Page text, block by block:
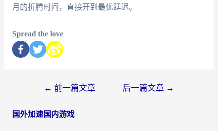
月的折腾时间，直接开到最优延迟。
Spread the love
← 前一篇文章 后一篇文章 →
国外加速国内游戏